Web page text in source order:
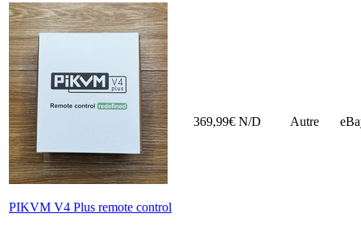
PIKVM V4 Plus remote control
369,99€ N/D Autre